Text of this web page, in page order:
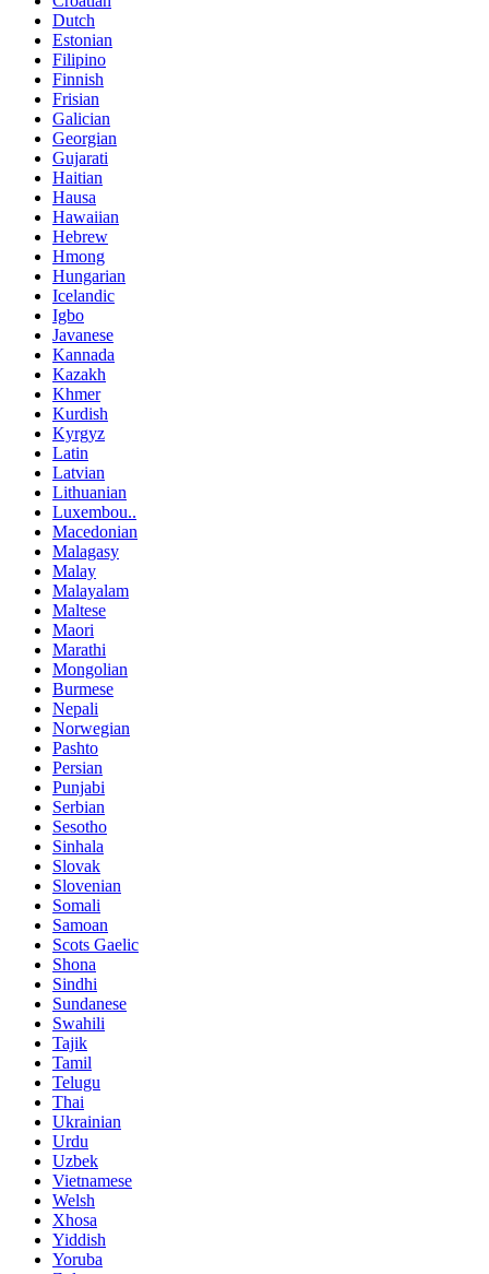
Dutch
Estonian
Filipino
Finnish
Frisian
Galician
Georgian
Gujarati
Haitian
Hausa
Hawaiian
Hebrew
Hmong
Hungarian
Icelandic
Igbo
Javanese
Kannada
Kazakh
Khmer
Kurdish
Kyrgyz
Latin
Latvian
Lithuanian
Luxembou..
Macedonian
Malagasy
Malay
Malayalam
Maltese
Maori
Marathi
Mongolian
Burmese
Nepali
Norwegian
Pashto
Persian
Punjabi
Serbian
Sesotho
Sinhala
Slovak
Slovenian
Somali
Samoan
Scots Gaelic
Shona
Sindhi
Sundanese
Swahili
Tajik
Tamil
Telugu
Thai
Ukrainian
Urdu
Uzbek
Vietnamese
Welsh
Xhosa
Yiddish
Yoruba